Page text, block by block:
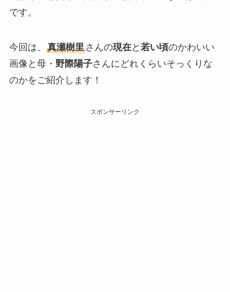
です。
今回は、 真瀬樹里さんの現在と 若い頃のかわいい
画像と母・ 野際陽子さんにどれくらいそっくりな
のかをご紹介します！
スポンサーリンク